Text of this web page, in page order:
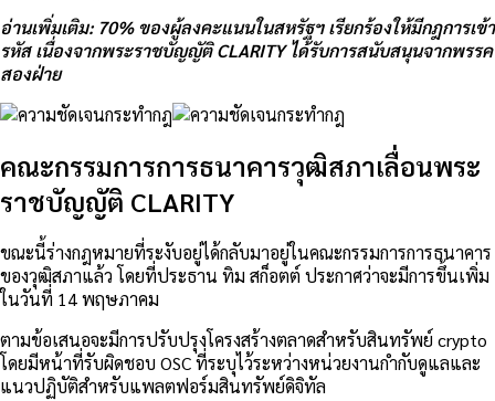
อ่านเพิ่มเติม: 70% ของผู้ลงคะแนนในสหรัฐฯ เรียกร้องให้มีกฎการเข้า
รหัส เนื่องจากพระราชบัญญัติ CLARITY ได้รับการสนับสนุนจากพรรค
สองฝ่าย
คณะกรรมการการธนาคารวุฒิสภาเลื่อนพระ
ราชบัญญัติ CLARITY
ขณะนี้ร่างกฎหมายที่ระงับอยู่ได้กลับมาอยู่ในคณะกรรมการการธนาคาร
ของวุฒิสภาแล้ว โดยที่ประธาน ทิม สก็อตต์ ประกาศว่าจะมีการขึ้นเพิ่ม
ในวันที่ 14 พฤษภาคม
ตามข้อเสนอจะมีการปรับปรุงโครงสร้างตลาดสำหรับสินทรัพย์ crypto
โดยมีหน้าที่รับผิดชอบ OSC ที่ระบุไว้ระหว่างหน่วยงานกำกับดูแลและ
แนวปฏิบัติสำหรับแพลตฟอร์มสินทรัพย์ดิจิทัล